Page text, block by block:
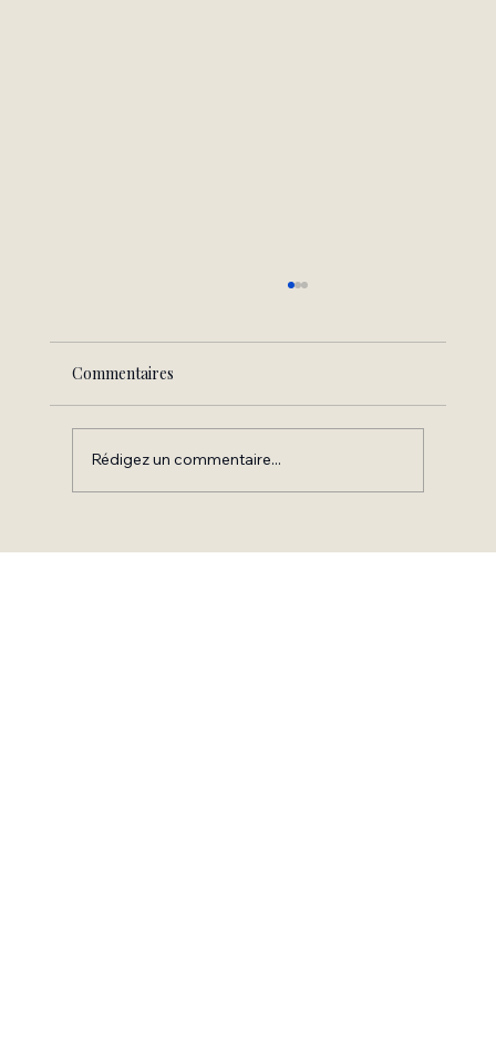
Commentaires
Rédigez un commentaire...